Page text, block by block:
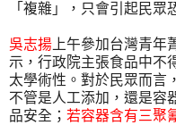
「複雜」，只會引起民眾
吳志揚 上午參加台灣青
示，行政院主張食品中不
太學術性。對於民眾而言
不管是人工添加，還是容
品安全； 若容器含有三聚